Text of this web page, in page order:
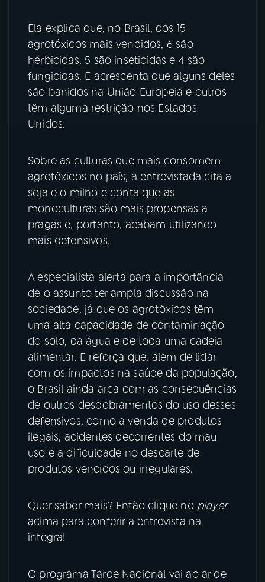
TikTok
Ela explica que, no Brasil, dos 15
agrotóxicos mais vendidos, 6 são
herbicidas, 5 são inseticidas e 4 são
fungicidas. E acrescenta que alguns deles
são banidos na União Europeia e outros
têm alguma restrição nos Estados
Unidos.
Sobre as culturas que mais consomem
agrotóxicos no país, a entrevistada cita a
soja e o milho e conta que as
monoculturas são mais propensas a
pragas e, portanto, acabam utilizando
mais defensivos.
A especialista alerta para a importância
de o assunto ter ampla discussão na
sociedade, já que os agrotóxicos têm
uma alta capacidade de contaminação
do solo, da água e de toda uma cadeia
alimentar. E reforça que, além de lidar
com os impactos na saúde da população,
o Brasil ainda arca com as consequências
de outros desdobramentos do uso desses
defensivos, como a venda de produtos
ilegais, acidentes decorrentes do mau
uso e a dificuldade no descarte de
produtos vencidos ou irregulares.
Quer saber mais? Então clique no player
acima para conferir a entrevista na
íntegra!
O programa Tarde Nacional vai ao ar de